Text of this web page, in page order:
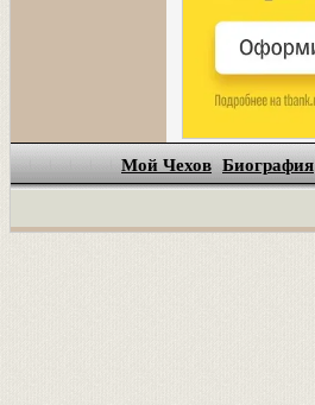
Мой Чехов Биография